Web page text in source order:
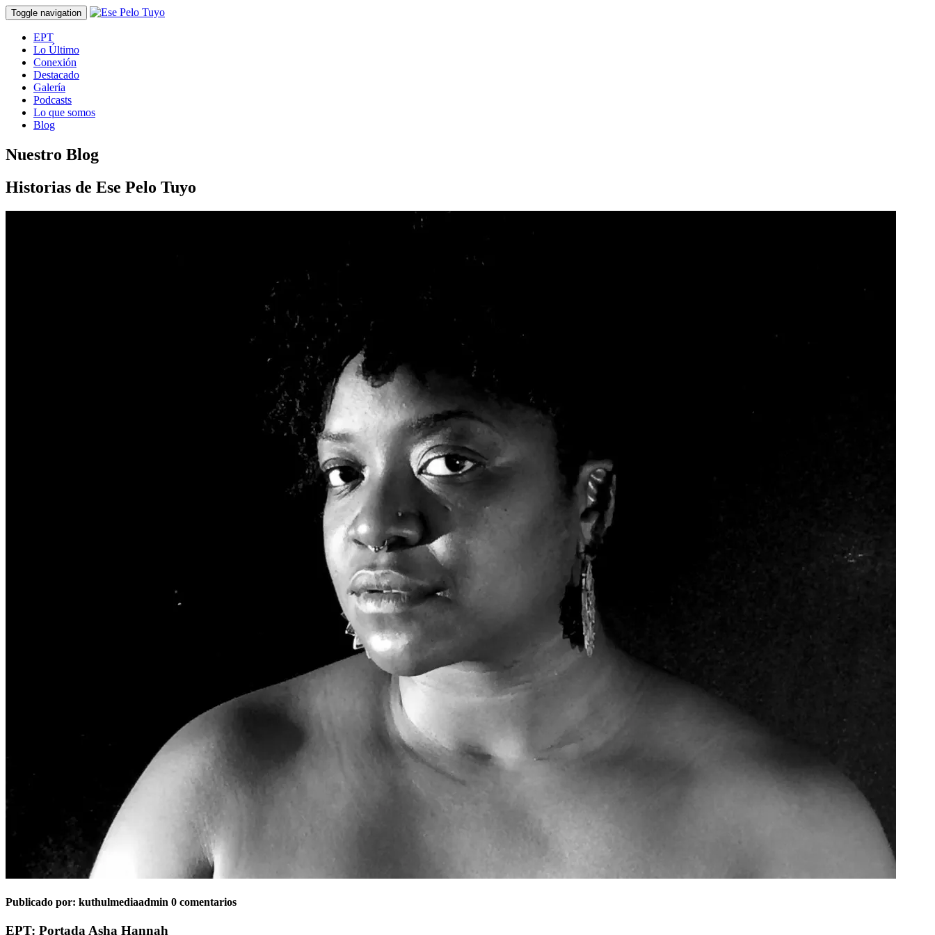
Toggle navigation
EPT
Lo Último
Conexión
Destacado
Galería
Podcasts
Lo que somos
Blog
Nuestro Blog
Historias de Ese Pelo Tuyo
Publicado por: kuthulmediaadmin 0 comentarios
EPT: Portada Asha Hannah